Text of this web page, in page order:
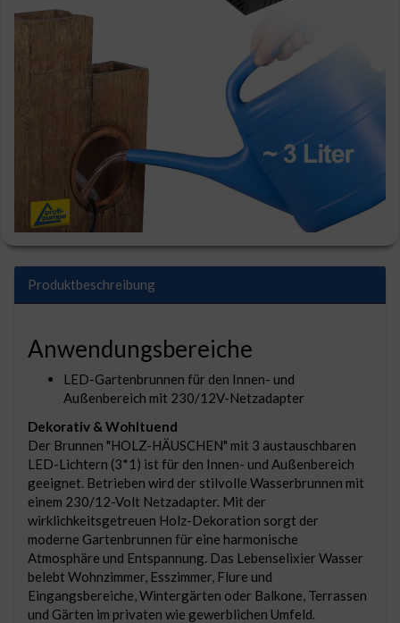
Produktbeschreibung
Anwendungsbereiche
LED-Gartenbrunnen für den Innen- und
Außenbereich mit 230/12V-Netzadapter
Dekorativ & Wohltuend
Der Brunnen "HOLZ-HÄUSCHEN" mit 3 austauschbaren
LED-Lichtern (3*1) ist für den Innen- und Außenbereich
geeignet. Betrieben wird der stilvolle Wasserbrunnen mit
einem 230/12-Volt Netzadapter. Mit der
wirklichkeitsgetreuen Holz-Dekoration sorgt der
moderne Gartenbrunnen für eine harmonische
Atmosphäre und Entspannung. Das Lebenselixier Wasser
belebt Wohnzimmer, Esszimmer, Flure und
Eingangsbereiche, Wintergärten oder Balkone, Terrassen
und Gärten im privaten wie gewerblichen Umfeld.